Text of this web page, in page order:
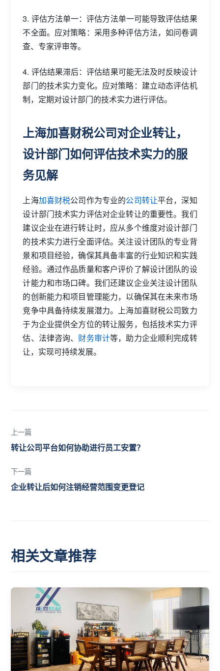
3. 评估方法单一：评估方法单一可能导致评估结果
不全面。应对策略：采用多种评估方法，如问卷调
查、专家评审等。
4. 评估结果滞后：评估结果可能无法及时反映设计
部门的技术实力变化。应对策略：建立动态评估机
制，定期对设计部门的技术实力进行评估。
上海加喜财税公司对企业转让，
设计部门如何评估技术实力的服
务见解
上海加喜财税公司作为专业的公司转让平台，深知
设计部门技术实力评估对企业转让的重要性。我们
建议企业在进行转让时，应从多个维度对设计部门
的技术实力进行全面评估。关注设计团队的专业背
景和项目经验，确保其具备丰富的行业知识和实践
经验。通过作品质量和客户评价了解设计团队的设
计能力和市场口碑。我们还建议企业关注设计团队
的创新能力和项目管理能力，以确保其在未来市场
竞争中具备持续发展潜力。上海加喜财税公司致力
于为企业提供全方位的转让服务，包括技术实力评
估、法律咨询、 财务审计等，助力企业顺利完成转
让，实现可持续发展。
上一篇
转让公司平台如何协助进行员工安置？
下一篇
企业转让后如何注销经营范围变更登记
相关文章推荐